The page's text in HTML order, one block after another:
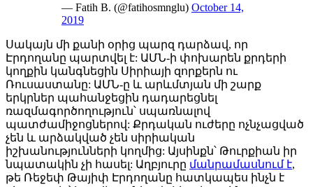
— Fatih B. (@fatihosmnglu) October 14,
2019
Սակայն մի քանի օրից պարզ դարձավ, որ
Էրդողանը պարտվել է: ԱՄՆ-ի փոխարեն քրդերի
կողքին կանգնեցին Սիրիայի զորքերն ու
Ռուսաստանը: ԱՄՆ-ը և արևմտյան մի շարք
երկրներ պահանջեցին դադարեցնել
ռազմագործողություն՝ սպառնալով
պատժամիջոցներով: Քրդական ուժերը ոչնչացված
չեն և արձակված չեն սիրիական
իշխանությունների կողմից: Այսինքն՝ Թուրքիան իր
նպատակին չի հասել: Աղբյուրը մանրամասնում է,
թե Ռեջեփ Թայիփ Էրդողանը հատկապես ինչն է